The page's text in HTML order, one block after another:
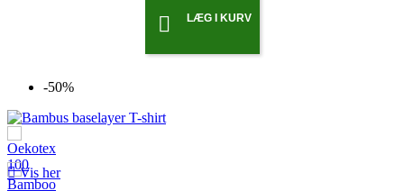
 LÆG I KURV
-50%
Vis her